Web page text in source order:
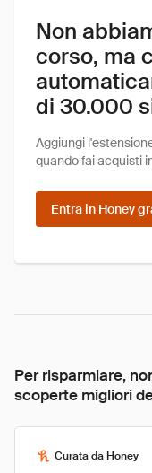
Non
corso, ma
di 30.000
Aggiungi
quando fai acquisti
Entra in Honey
Per risparmiare,
scoperte migliori
Curata da Honey